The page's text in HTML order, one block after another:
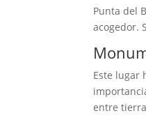
Punta del
acogedor.
Este lugar
entre